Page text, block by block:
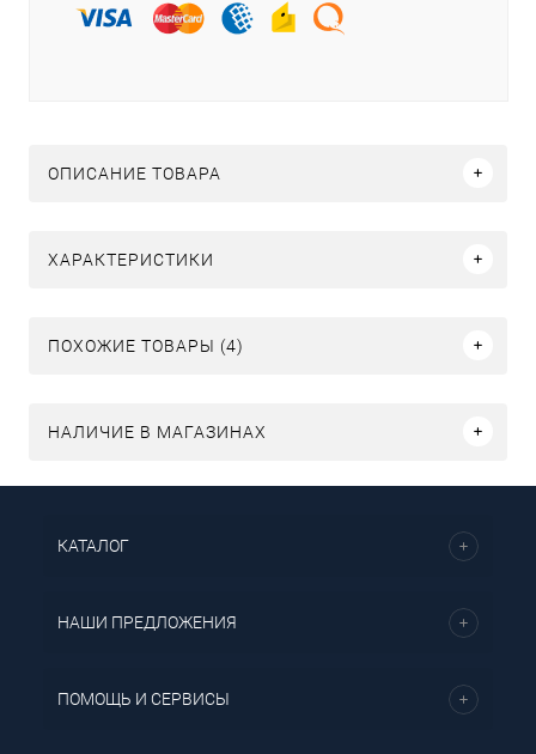
ОПИСАНИЕ ТОВАРА
ХАРАКТЕРИСТИКИ
ПОХОЖИЕ ТОВАРЫ (4)
НАЛИЧИЕ В МАГАЗИНАХ
КАТАЛОГ
НАШИ ПРЕДЛОЖЕНИЯ
ПОМОЩЬ И СЕРВИСЫ